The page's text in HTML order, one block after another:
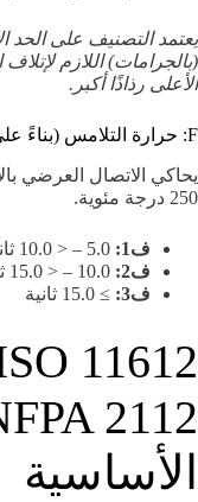
يعتمد التصنيف على الحد
(بالجرامات) اللازم
الأعلى رذاذًا أكبر.
F: حرارة التلامس (بناءً على ISO 12127)
يحاكي الاتصال العرضي
250 درجة مئوية.
ف1:
ف2:
ف3:
≥ 15.0 ثانية
الأساسية